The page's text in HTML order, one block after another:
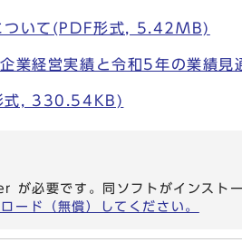
ついて(PDF形式, 5.42MB)
企業経営実績と令和5年の業績
式, 330.54KB)
必要です。同ソフトがインスト
ド（無償）してください。